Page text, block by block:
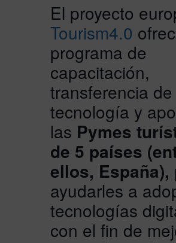
El proyecto
Tourism4.0
programa de
capacitación,
transferencia de
tecnología y
las Pymes
de 5 países
ellos, España),
ayudarles a
tecnologías
con el fin de